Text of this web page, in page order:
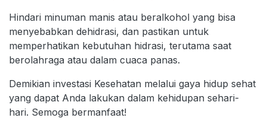
Hindari minuman manis atau beralkohol yang bisa
menyebabkan dehidrasi, dan pastikan untuk
memperhatikan kebutuhan hidrasi, terutama saat
berolahraga atau dalam cuaca panas.
Demikian investasi Kesehatan melalui gaya hidup sehat
yang dapat Anda lakukan dalam kehidupan sehari-
hari. Semoga bermanfaat!